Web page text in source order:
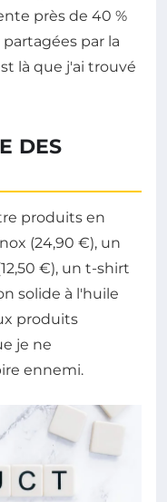
près de 40 %
par la
là que j'ai trouvé
DES
produits en
(24,90 €), un
€), un t-shirt
solide à l'huile
produits
je ne
ennemi.